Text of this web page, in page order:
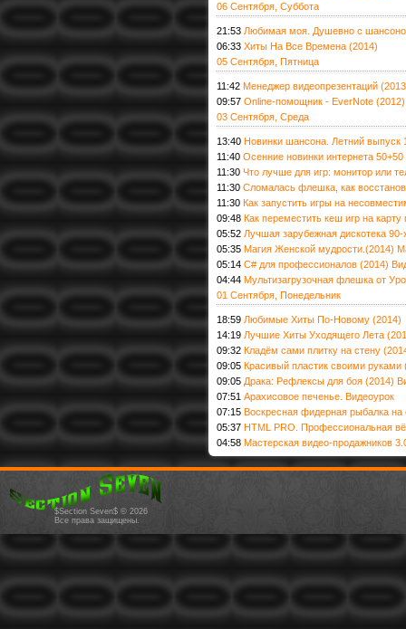
06 Сентября, Суббота
21:53 Любимая моя. Душевно с
06:33 Хиты На Все Времена (2014)
05 Сентября, Пятница
11:42 Менеджер видеопрезентаций
09:57 Online-помощник - EverNote
03 Сентября, Среда
13:40 Новинки шансона. Летний выпуск
11:40 Осенние новинки интернета 50+50
11:30 Что лучше для игр: монитор или
11:30 Cломалась флешка, как
11:30 Как запустить игры на
09:48 Как переместить кеш игр на
05:52 Лучшая зарубежная дискотека 90-
05:35 Магия Женской мудрости.(2014)
05:14 С# для профессионалов (2014)
04:44 Мультизагрузочная флешка от
01 Сентября, Понедельник
18:59 Любимые Хиты По-Новому (2014)
14:19 Лучшие Хиты Уходящего Лета
09:32 Кладём сами плитку на стену
09:05 Красивый пластик своими руками
09:05 Драка: Рефлексы для боя (2014)
07:51 Арахисовое печенье. Видеоурок
07:15 Воскресная фидерная рыбалка на
05:37 HTML PRO. Профессиональная
04:58 Мастерская видео-продажников
$Section Seven$ © 2026
Все права защищены.